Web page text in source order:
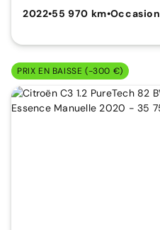
2022•55 970 km•Occasion
PRIX EN BAISSE (-300 €)